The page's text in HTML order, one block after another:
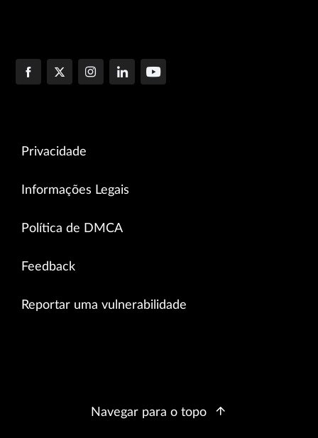
Privacidade
Informações Legais
Política de DMCA
Feedback
Reportar uma vulnerabilidade
Navegar para o topo